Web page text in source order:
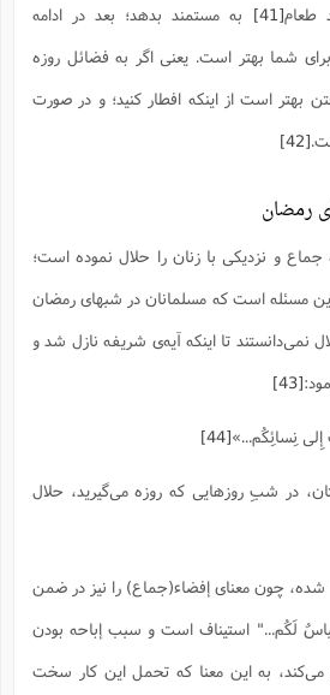
[41]
به مستمند بدهد؛ بعد در ادامه
شما بهتر است. یعنی اگر به فضائل روزه
بهتر است از اینکه افطار کنید؛ و در صورت
[42]
رمضان
و نزدیکی با زنان را حلال نموده است؛
مسئله است که مسلمانان در شبهای رمضان
نمی‌دانستند تا اینکه آیه‌ی شریفه نازل شد و
[43]
نِسائِکُم...»[44]
در شبِ روزهایى که روزه مى‌گیرید، حلال
چون معنای إفضاء(جماع) را نیز در ضمن
لَکُم..." استیناف است و سبب إباحه بودن
می‌کند، به این معنا که تحمل این کار سخت